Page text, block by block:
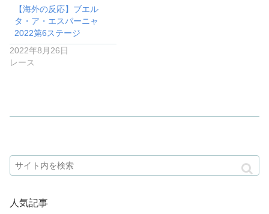
【海外の反応】ブエル
タ・ア・エスパーニャ
2022第6ステージ
2022年8月26日
レース
人気記事